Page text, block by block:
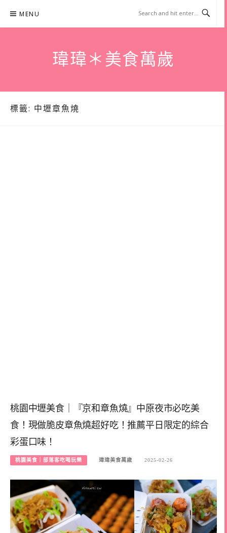
content
MENU
瑋瑋＊美食萬歲
標籤: 中壢章魚燒
桃園中壢美食｜『京和章魚燒』中原夜市必吃美
食！現做脆皮章魚燒超好吃！推薦平日限定的綜合
彩蛋口味！
桃園美食｜部落客吃喝玩樂 瑋瑋美食萬歲 2025-02-26